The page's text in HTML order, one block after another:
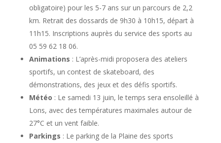
obligatoire) pour les 5-7 ans sur un parcours de 2,2
km. Retrait des dossards de 9h30 à 10h15, départ à
11h15. Inscriptions auprès du service des sports au
05 59 62 18 06.
Animations : L’après-midi proposera des ateliers
sportifs, un contest de skateboard, des
démonstrations, des jeux et des défis sportifs.
Météo : Le samedi 13 juin, le temps sera ensoleillé à
Lons, avec des températures maximales autour de
27°C et un vent faible.
Parkings : Le parking de la Plaine des sports